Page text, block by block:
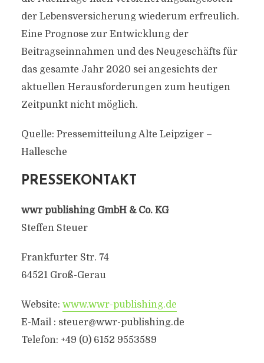
der Lebensversicherung wiederum erfreulich.
Eine Prognose zur Entwicklung der
Beitragseinnahmen und des Neugeschäfts für
das gesamte Jahr 2020 sei angesichts der
aktuellen Herausforderungen zum heutigen
Zeitpunkt nicht möglich.
Quelle: Pressemitteilung Alte Leipziger –
Hallesche
PRESSEKONTAKT
wwr publishing GmbH & Co. KG
Steffen Steuer
Frankfurter Str. 74
64521 Groß-Gerau
Website: www.wwr-publishing.de
E-Mail : steuer@wwr-publishing.de
Telefon: +49 (0) 6152 9553589